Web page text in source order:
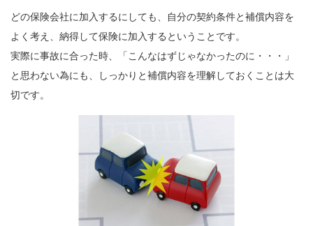
どの保険会社に加入するにしても、自分の契約条件と補償内容を
よく考え、納得して保険に加入するということです。
実際に事故に合った時、「こんなはずじゃなかったのに・・・」
と思わない為にも、しっかりと補償内容を理解しておくことは大
切です。